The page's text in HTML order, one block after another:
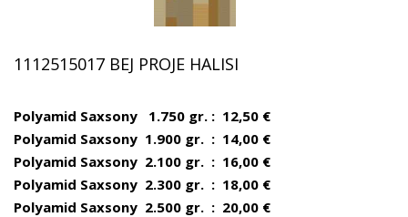
1112515017 BEJ PROJE HALISI
Polyamid Saxsony 1.750 gr. : 12,50 €
Polyamid Saxsony 1.900 gr. : 14,00 €
Polyamid Saxsony 2.100 gr. : 16,00 €
Polyamid Saxsony 2.300 gr. : 18,00 €
Polyamid Saxsony 2.500 gr. : 20,00 €